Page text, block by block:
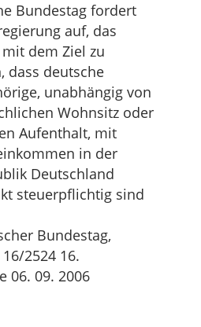
Bundestag fordert
auf, das
dem Ziel zu
dass deutsche
unabhängig von
Wohnsitz oder
Aufenthalt, mit
in der
Deutschland
steuerpflichtig sind
Bundestag,
2524 16.
06. 09. 2006